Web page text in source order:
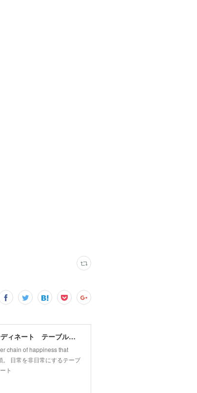
Yuki's tablescape マレーシア ジョホールバル テーブルコーディネート テーブルから幸せの連鎖広げます。
chain of happiness that
日常を非日常にするテーブ
ト